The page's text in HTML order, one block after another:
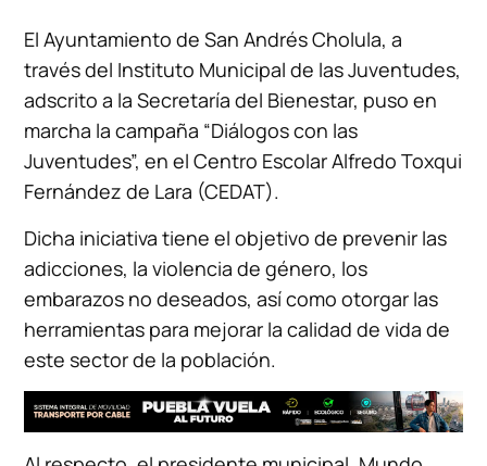
El Ayuntamiento de San Andrés Cholula, a
través del Instituto Municipal de las Juventudes,
adscrito a la Secretaría del Bienestar, puso en
marcha la campaña “Diálogos con las
Juventudes”, en el Centro Escolar Alfredo Toxqui
Fernández de Lara (CEDAT).
Dicha iniciativa tiene el objetivo de prevenir las
adicciones, la violencia de género, los
embarazos no deseados, así como otorgar las
herramientas para mejorar la calidad de vida de
este sector de la población.